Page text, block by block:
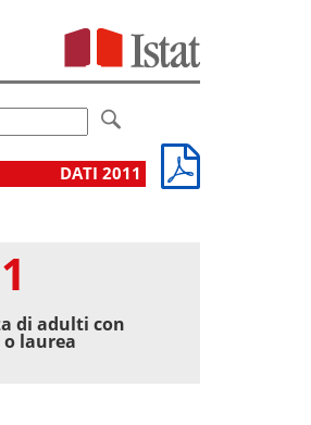
DATI 2011
di adulti con
laurea